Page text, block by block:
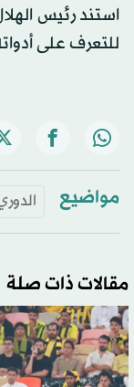
استند رئيس
للتعرف على
مواضيع
مقالات ذات صلة